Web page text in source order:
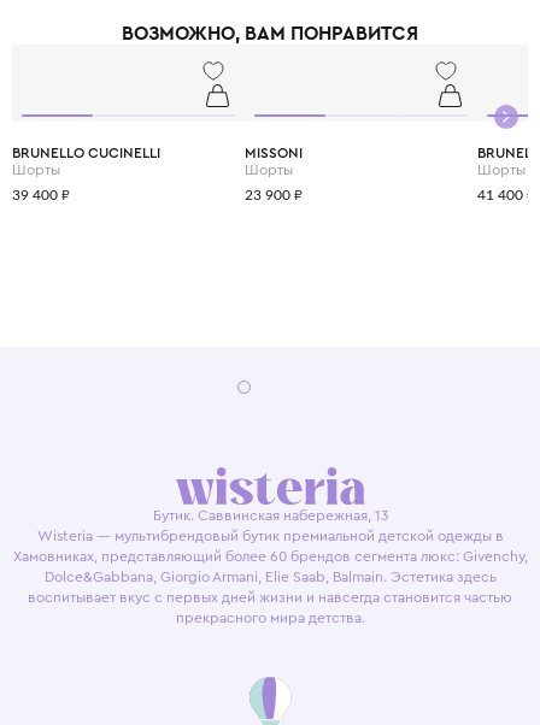
ВОЗМОЖНО, ВАМ ПОНРАВИТСЯ
BRUNELLO CUCINELLI
Шорты
39 400 ₽
MISSONI
Шорты
23 900 ₽
Шорты
41 400 ₽
Бутик. Саввинская набережная, 13
Wisteria — мультибрендовый бутик премиальной детской одежды в
Хамовниках, представляющий более 60 брендов сегмента люкс: Givenchy,
Dolce&Gabbana, Giorgio Armani, Elie Saab, Balmain. Эстетика здесь
воспитывает вкус с первых дней жизни и навсегда становится частью
прекрасного мира детства.